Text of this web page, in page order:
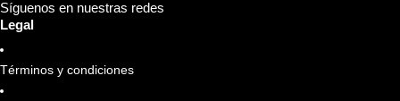
Síguenos en nuestras redes
Legal
Términos y condiciones